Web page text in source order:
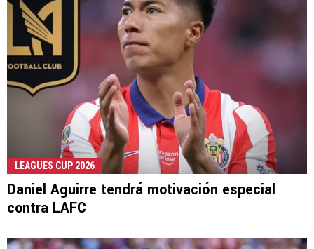
LEAGUES CUP 2026
Daniel Aguirre tendrá motivación especial
contra LAFC